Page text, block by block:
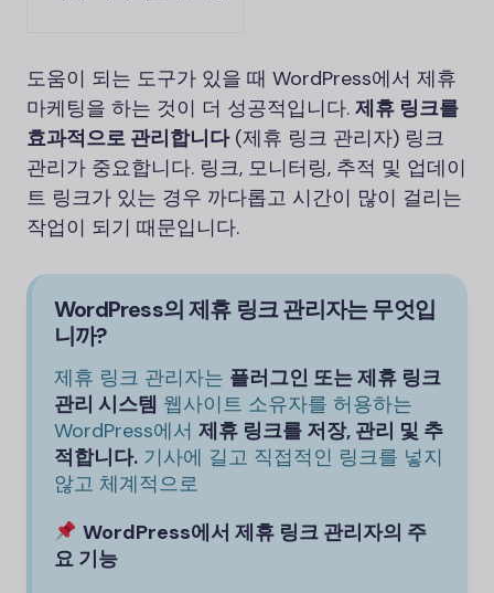
도움이 되는 도구가 있을 때 WordPress에서 제휴
마케팅을 하는 것이 더 성공적입니다. 제휴 링크를
효과적으로 관리합니다(제휴 링크 관리자) 링크
관리가 중요합니다. 링크, 모니터링, 추적 및 업데이
트 링크가 있는 경우 까다롭고 시간이 많이 걸리는
작업이 되기 때문입니다.
WordPress의 제휴 링크 관리자는 무엇입
니까?
제휴 링크 관리자는 플러그인 또는 제휴 링크
관리 시스템 웹사이트 소유자를 허용하는
WordPress에서 제휴 링크를 저장, 관리 및 추
적합니다. 기사에 길고 직접적인 링크를 넣지
않고 체계적으로
WordPress에서 제휴 링크 관리자의 주
요 기능